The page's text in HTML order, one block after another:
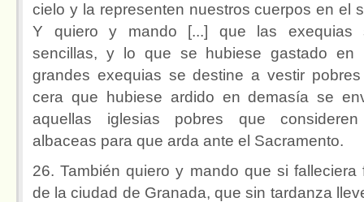
cielo y la representen nuestros cuerpos en el
Y quiero y mando [...] que las exequias
sencillas, y lo que se hubiese gastado en
grandes exequias se destine a vestir
cera que hubiese ardido en demasía se
aquellas iglesias pobres que
albaceas para que arda ante el Sacramento.
26. También quiero y mando que si falleciera
de la ciudad de Granada, que sin tardanza